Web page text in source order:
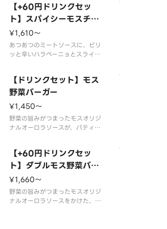
す。※一部店舗ではお取り扱いの
ない場合がございます。※店舗に
る場合がございます。※食材の増
減量・不使用等のご要望
【+60円ドリンクセッ
ト】スパイシーモスチー
ズバーガー
¥1,610〜
あつあつのミートソースに、ピリ
ッと辛いハラペーニョとスライス
そります。
※辛くて食べられない場合がござ
ものが苦手な方はご注意くださ
い。
※スープ用のスプーンが不要なお
【ドリンクセット】モス
野菜バーガー
¥1,450〜
野菜の旨みがつまったモスオリジ
ナルオーロラソースが、パティと
りとお楽しみください。
ソースの原材料が一部変更になり
※食材の増減量・不使用等のご要
望にはお応えいたしかねます。
【+60円ドリンクセッ
ト】ダブルモス野菜バー
ガー
¥1,660〜
野菜の旨みがつまったモスオリジ
ナルオーロラソースをかけた、モ